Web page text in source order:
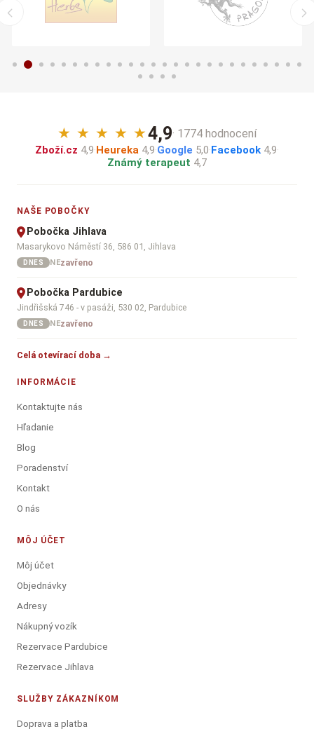
★ ★ ★ ★ ★4,9· 1774 hodnocení
Zboží.cz 4,9·Heureka 4,9·Google 5,0·Facebook 4,9·
Známý terapeut 4,7
NAŠE POBOČKY
Pobočka Jihlava
Masarykovo Náměstí 36, 586 01, Jihlava
DNES NEzavřeno
Pobočka Pardubice
Jindřišská 746 - v pasáži, 530 02, Pardubice
DNES NEzavřeno
Celá otevírací doba →
INFORMÁCIE
Kontaktujte nás
Hľadanie
Blog
Poradenství
Kontakt
O nás
MÔJ ÚČET
Môj účet
Objednávky
Adresy
Nákupný vozík
Rezervace Pardubice
Rezervace Jihlava
SLUŽBY ZÁKAZNÍKOM
Doprava a platba